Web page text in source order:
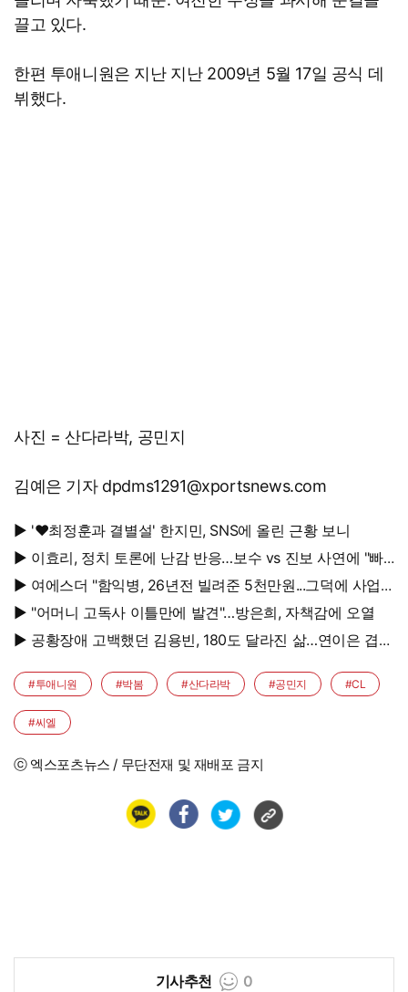
끌고 있다.
한편 투애니원은 지난 지난 2009년 5월 17일 공식 데
뷔했다.
사진 = 산다라박, 공민지
김예은 기자 dpdms1291@xportsnews.com
▶ '♥최정훈과 결별설' 한지민, SNS에 올린 근황 보니
▶ 이효리, 정치 토론에 난감 반응…보수 vs 진보 사연에 "빠
지면 안 될까요?"
▶ 여에스더 "함익병, 26년전 빌려준 5천만원...그덕에 사업
시작"▶ "어머니 고독사 이틀만에 발견"…방은희, 자책감에 오열
▶ 공황장애 고백했던 김용빈, 180도 달라진 삶…연이은 겹경
사
#투애니원 #박봄 #산다라박 #공민지 #CL
#씨엘
ⓒ 엑스포츠뉴스 / 무단전재 및 재배포 금지
기사추천 0